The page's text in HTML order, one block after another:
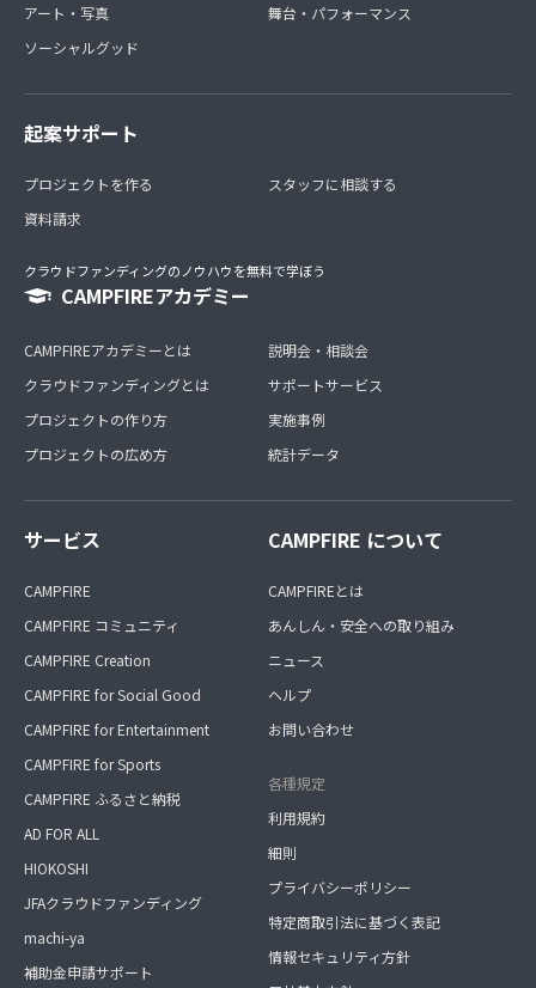
アート・写真
ソーシャルグッド
舞台・パフォーマンス
起案サポート
プロジェクトを作る
資料請求
スタッフに相談する
クラウドファンディングのノウハウを無料で学ぼう
CAMPFIREアカデミー
CAMPFIREアカデミーとは
クラウドファンディングとは
プロジェクトの作り方
プロジェクトの広め方
説明会・相談会
サポートサービス
実施事例
統計データ
サービス
CAMPFIRE
CAMPFIRE コミュニティ
CAMPFIRE Creation
CAMPFIRE for Social Good
CAMPFIRE for Entertainment
CAMPFIRE for Sports
CAMPFIRE ふるさと納税
AD FOR ALL
HIOKOSHI
JFAクラウドファンディング
machi-ya
補助金申請サポート
CAMPFIRE について
CAMPFIREとは
あんしん・安全への取り組み
ニュース
ヘルプ
お問い合わせ
各種規定
利用規約
細則
プライバシーポリシー
特定商取引法に基づく表記
情報セキュリティ方針